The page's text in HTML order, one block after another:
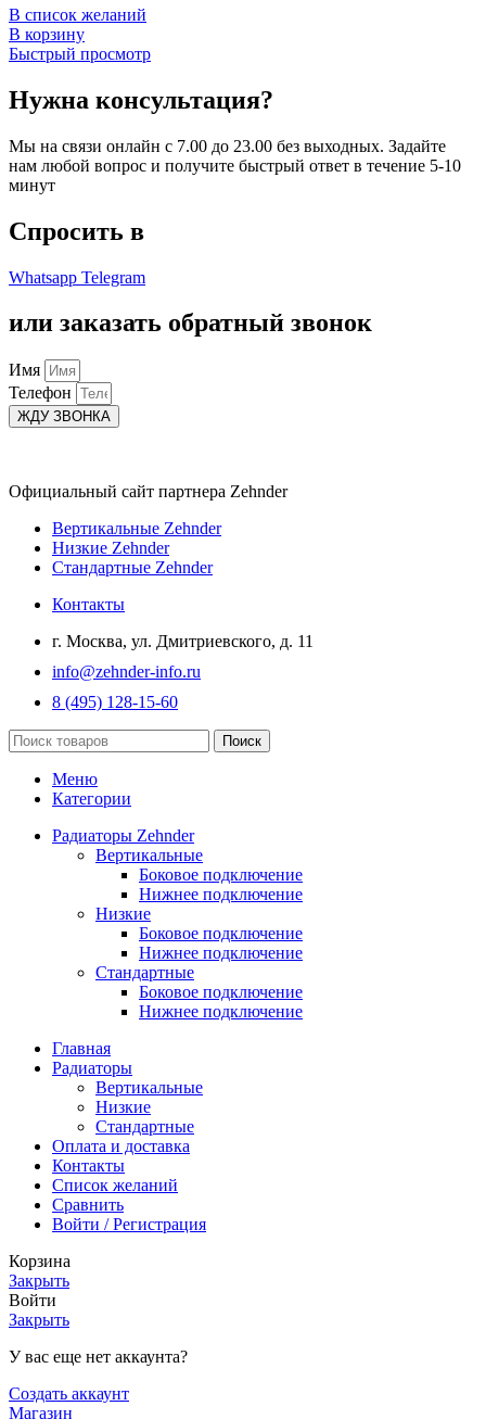
В список желаний
В корзину
Быстрый просмотр
Нужна консультация?
Мы на связи онлайн с 7.00 до 23.00 без выходных. Задайте
нам любой вопрос и получите быстрый ответ в течение 5-10
минут
Спросить в
Whatsapp Telegram
или заказать обратный звонок
Имя
Телефон
ЖДУ ЗВОНКА
Официальный сайт партнера Zehnder
Вертикальные Zehnder
Низкие Zehnder
Стандартные Zehnder
Контакты
г. Москва, ул. Дмитриевского, д. 11
info@zehnder-info.ru
8 (495) 128-15-60
Поиск
Меню
Категории
Радиаторы Zehnder
Вертикальные
Боковое подключение
Нижнее подключение
Низкие
Боковое подключение
Нижнее подключение
Стандартные
Боковое подключение
Нижнее подключение
Главная
Радиаторы
Вертикальные
Низкие
Стандартные
Оплата и доставка
Контакты
Список желаний
Сравнить
Войти / Регистрация
Корзина
Закрыть
Войти
Закрыть
У вас еще нет аккаунта?
Создать аккаунт
Магазин